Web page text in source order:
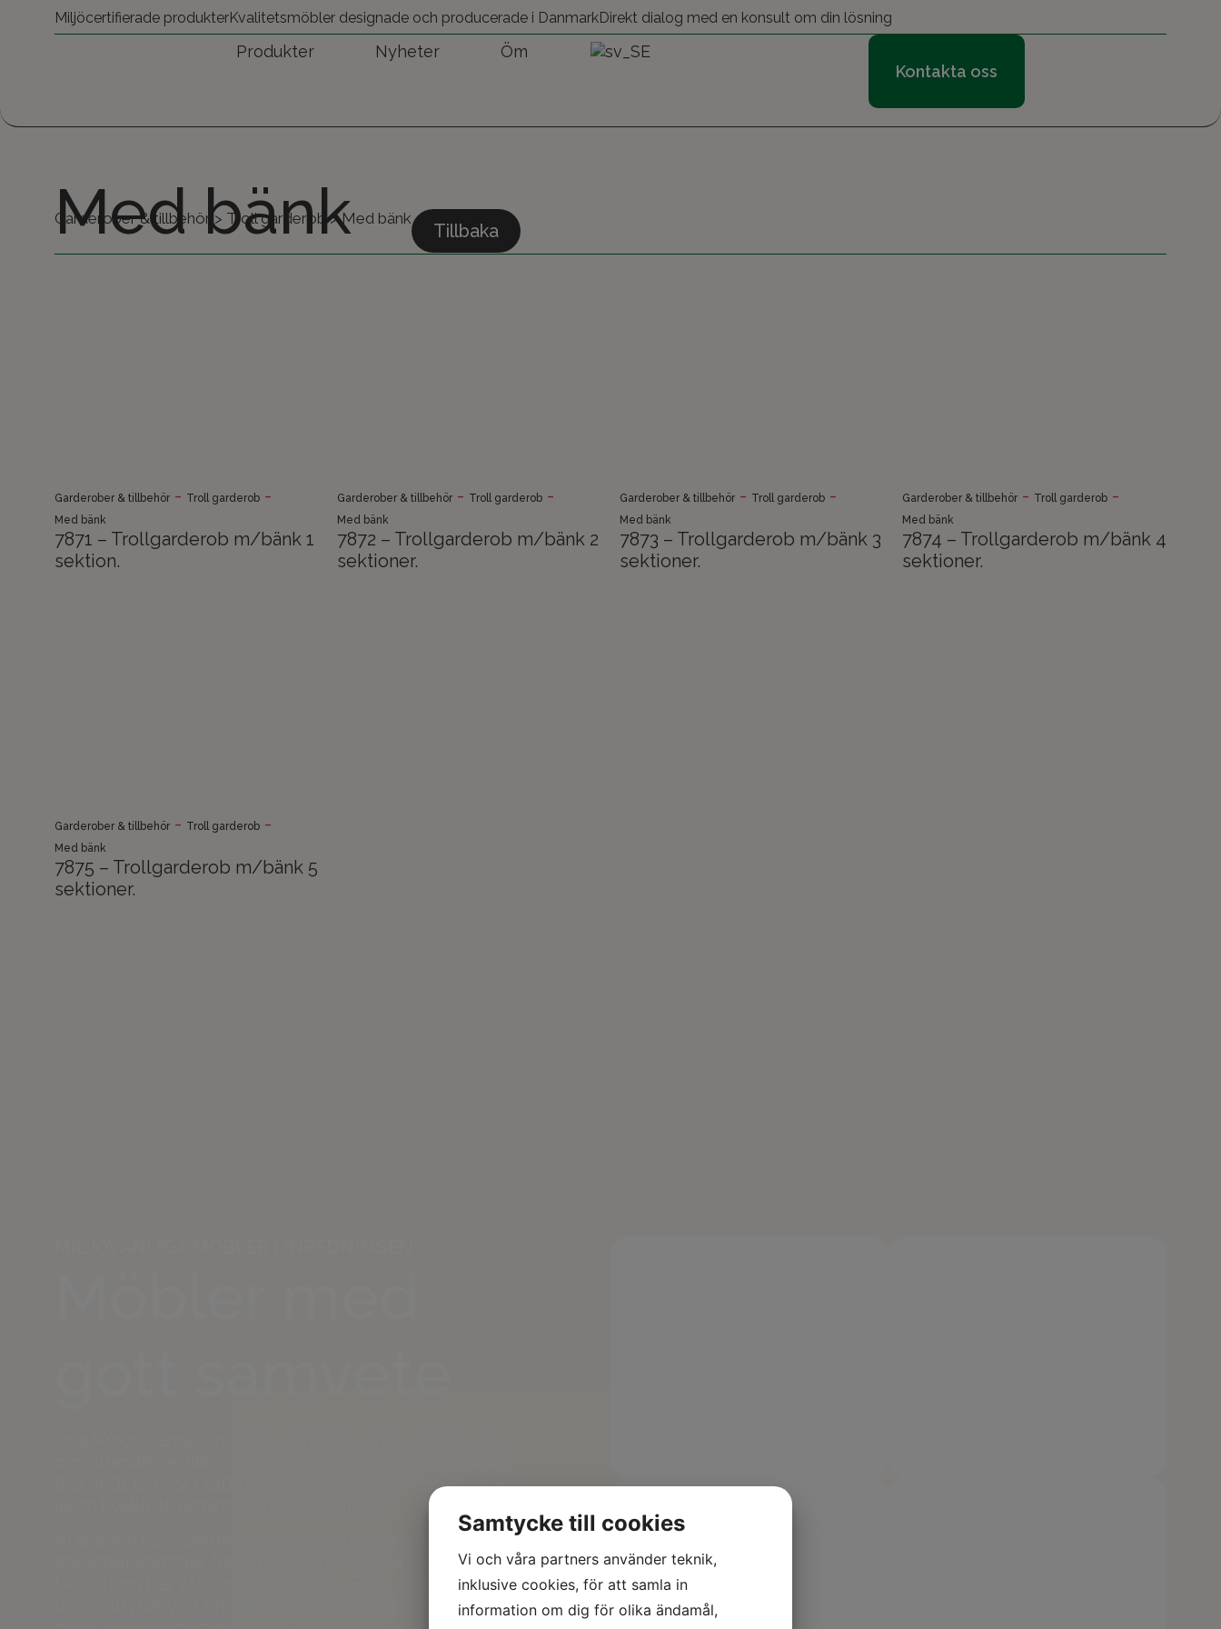
Miljöcertifierade produkterKvalitetsmöbler designade och producerade i DanmarkDirekt dialog med en konsult om din lösning
Produkter Nyheter
Öm
Kontakta oss
Med bänk
Garderober & tillbehör > Troll garderob >Med bänk
Tillbaka
Garderober & tillbehör - Troll garderob -
Med bänk
7871 – Trollgarderob m/bänk 1
sektion.
Garderober & tillbehör - Troll garderob -
Med bänk
7872 – Trollgarderob m/bänk 2
sektioner.
Garderober & tillbehör - Troll garderob -
Med bänk
7873 – Trollgarderob m/bänk 3
sektioner.
Garderober & tillbehör - Troll garderob -
Med bänk
7874 – Trollgarderob m/bänk 4
sektioner.
Garderober & tillbehör - Troll garderob -
Med bänk
7875 – Trollgarderob m/bänk 5
sektioner.
ISO 9001 och ISO 14001, vilket säkerställer hög standard
använder kommer från ansvarsfullt skötta skogar.
Dessutom bär våra produkter EU:s Eco Label, vilket
understryker vårt engagemang för hållbara material och
Samtycke till cookies
Vi och våra partners använder teknik,
inklusive cookies, för att samla in
information om dig för olika ändamål,